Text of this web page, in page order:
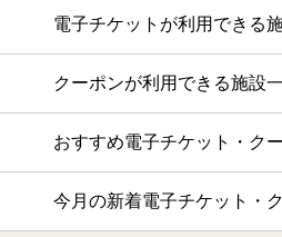
電子チケットが利用できる
クーポンが利用できる施設
おすすめ電子チケット・ク
今月の新着電子チケット・